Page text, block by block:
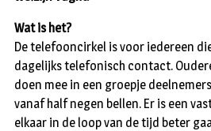
Wat is het?
De telefooncirkel is voor iedereen
dagelijks telefonisch contact.
doen mee in een groepje
vanaf half negen bellen. Er is een
elkaar in de loop van de tijd beter